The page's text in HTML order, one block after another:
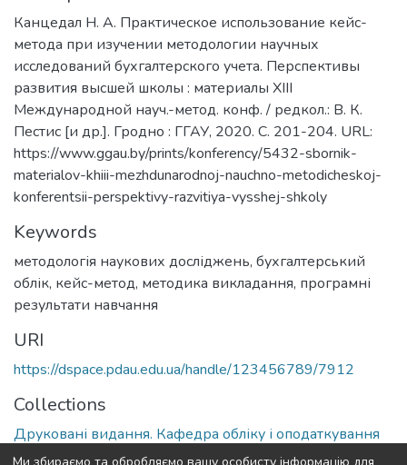
Канцедал Н. А. Практическое использование кейс-
метода при изучении методологии научных
исследований бухгалтерского учета. Перспективы
развития высшей школы : материалы XIII
Международной науч.-метод. конф. / редкол.: В. К.
Пестис [и др.]. Гродно : ГГАУ, 2020. С. 201-204. URL:
https://www.ggau.by/prints/konferency/5432-sbornik-
materialov-khiii-mezhdunarodnoj-nauchno-metodicheskoj-
konferentsii-perspektivy-razvitiya-vysshej-shkoly
Keywords
методологія наукових досліджень, бухгалтерський
облік, кейс-метод, методика викладання, програмні
результати навчання
URI
https://dspace.pdau.edu.ua/handle/123456789/7912
Collections
Друковані видання. Кафедра обліку і оподаткування